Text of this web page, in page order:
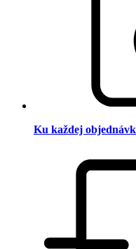
Ku každej